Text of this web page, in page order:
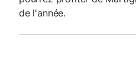
de l'année.